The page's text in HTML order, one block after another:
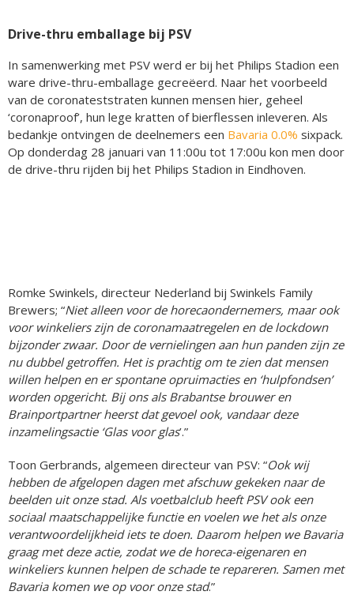
Drive-thru emballage bij PSV
In samenwerking met PSV werd er bij het Philips Stadion een
ware drive-thru-emballage gecreëerd. Naar het voorbeeld
van de coronateststraten kunnen mensen hier, geheel
‘coronaproof’, hun lege kratten of bierflessen inleveren. Als
bedankje ontvingen de deelnemers een Bavaria 0.0% sixpack.
Op donderdag 28 januari van 11:00u tot 17:00u kon men door
de drive-thru rijden bij het Philips Stadion in Eindhoven.
Romke Swinkels, directeur Nederland bij Swinkels Family
Brewers; “Niet alleen voor de horecaondernemers, maar ook
voor winkeliers zijn de coronamaatregelen en de lockdown
bijzonder zwaar. Door de vernielingen aan hun panden zijn ze
nu dubbel getroffen. Het is prachtig om te zien dat mensen
willen helpen en er spontane opruimacties en ‘hulpfondsen’
worden opgericht. Bij ons als Brabantse brouwer en
Brainportpartner heerst dat gevoel ook, vandaar deze
inzamelingsactie ‘Glas voor glas’.”
Toon Gerbrands, algemeen directeur van PSV: “Ook wij
hebben de afgelopen dagen met afschuw gekeken naar de
beelden uit onze stad. Als voetbalclub heeft PSV ook een
sociaal maatschappelijke functie en voelen we het als onze
verantwoordelijkheid iets te doen. Daarom helpen we Bavaria
graag met deze actie, zodat we de horeca-eigenaren en
winkeliers kunnen helpen de schade te repareren. Samen met
Bavaria komen we op voor onze stad.”